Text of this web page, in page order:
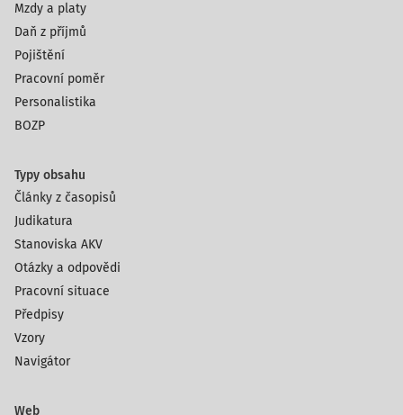
Mzdy a platy
Daň z příjmů
Pojištění
Pracovní poměr
Personalistika
BOZP
Typy obsahu
Články z časopisů
Judikatura
Stanoviska AKV
Otázky a odpovědi
Pracovní situace
Předpisy
Vzory
Navigátor
Web